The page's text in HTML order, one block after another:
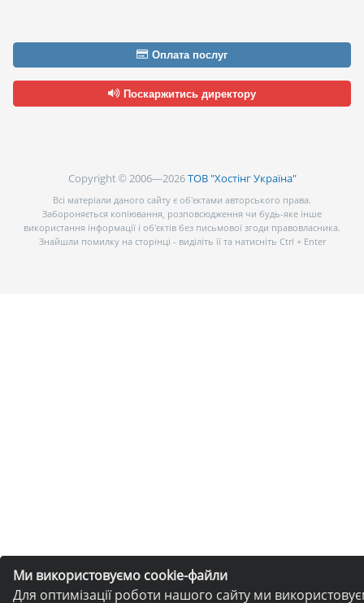
Ми використовуємо cookie-файли
Для оптимізації роботи нашого сайту ми
Оплата послуг
Поскаржитись директору
Copyright © 2006—2026ТОВ "Хостінг Україна"
Всі матеріали даного сайту є об’єктами авторського права.
Забороняється копіювання, розповсюдження чи будь-яке інше
використання інформації і об’єктів без письмової згоди правовласника.
Знайшли помилку на сторінці - виділіть її та натисніть Ctrl + Enter